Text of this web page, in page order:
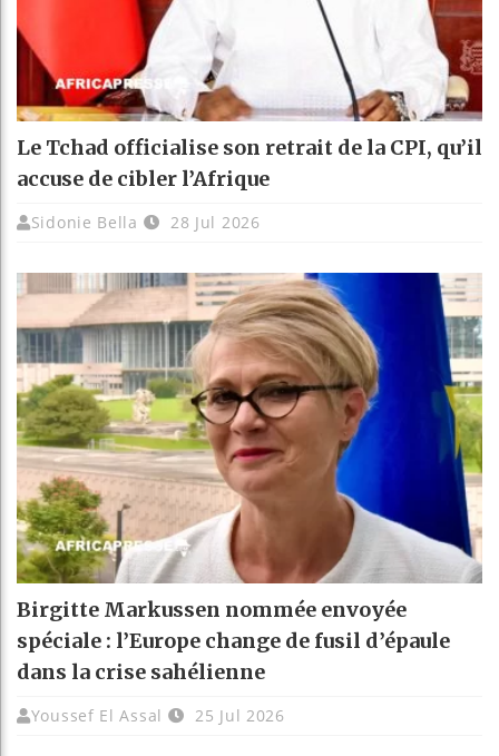
Le Tchad officialise son retrait de la CPI, qu’il
accuse de cibler l’Afrique
Sidonie Bella 28 Jul 2026
Birgitte Markussen nommée envoyée
spéciale : l’Europe change de fusil d’épaule
dans la crise sahélienne
Youssef El Assal 25 Jul 2026